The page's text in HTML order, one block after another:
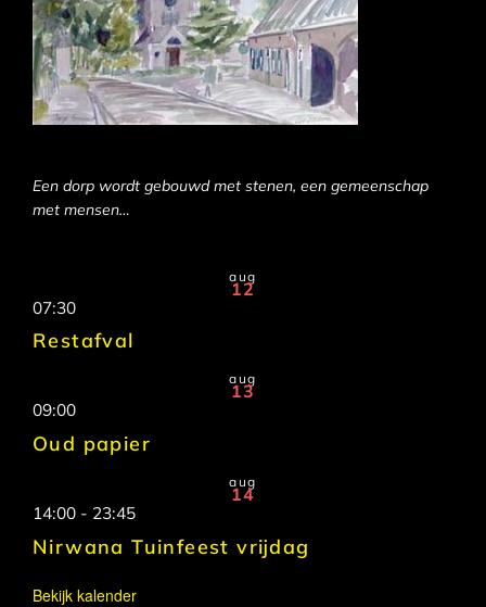
Een dorp wordt gebouwd met stenen, een gemeenschap
met mensen…
aug
12
07:30
Restafval
aug
13
09:00
Oud papier
aug
14
14:00 - 23:45
Nirwana Tuinfeest vrijdag
Bekijk kalender